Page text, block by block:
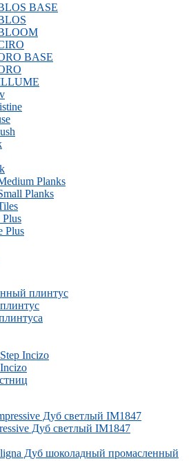
BASE
BASE
Planks
Planks
Plus
Plus
плинтус
Incizo
Дуб светлый IM1847